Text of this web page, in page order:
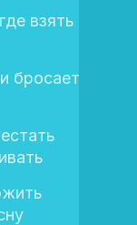
взять
бросает